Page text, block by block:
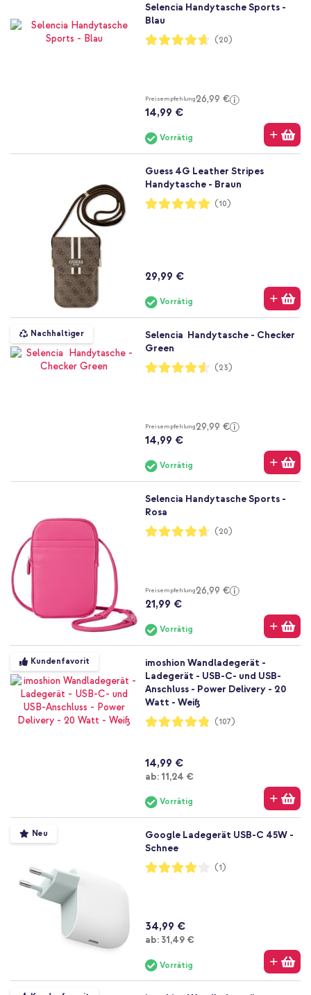
Selencia Handytasche Sports -
Blau
Bewertung:
93%
(20)
Preisempfehlung26,99 €
14,99 €
Vorrätig
Guess 4G Leather Stripes
Handytasche - Braun
Bewertung:
100%
(10)
29,99 €
Vorrätig
Nachhaltiger
Selencia Handytasche - Checker
Green
Bewertung:
91%
(23)
Preisempfehlung29,99 €
14,99 €
Vorrätig
Selencia Handytasche Sports -
Rosa
Bewertung:
93%
(20)
Preisempfehlung26,99 €
21,99 €
Vorrätig
Kundenfavorit
imoshion Wandladegerät -
Ladegerät - USB-C- und USB-
Anschluss - Power Delivery - 20
Watt - Weiß
Bewertung:
96%
(107)
14,99 €
ab: Ab
11,24 €
Vorrätig
Neu
Google Ladegerät USB-C 45W -
Schnee
Bewertung:
80%
(1)
34,99 €
ab: Ab
31,49 €
Vorrätig